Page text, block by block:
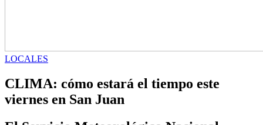
LOCALES
CLIMA: cómo estará el tiempo este
viernes en San Juan